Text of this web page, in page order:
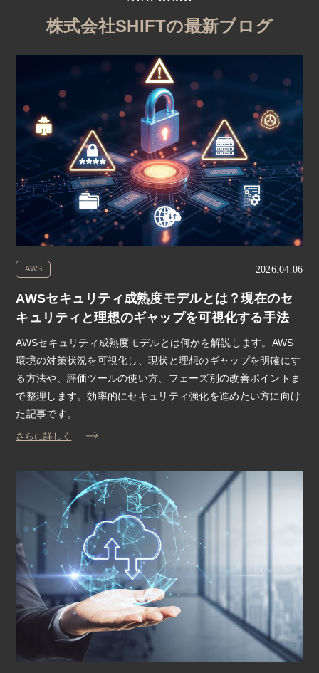
株式会社SHIFTの最新ブログ
AWS 2026.04.06
AWSセキュリティ成熟度モデルとは？現在のセ
キュリティと理想のギャップを可視化する手法
AWSセキュリティ成熟度モデルとは何かを解説します。AWS
環境の対策状況を可視化し、現状と理想のギャップを明確にす
る方法や、評価ツールの使い方、フェーズ別の改善ポイントま
で整理します。効率的にセキュリティ強化を進めたい方に向け
た記事です。
さらに詳しく